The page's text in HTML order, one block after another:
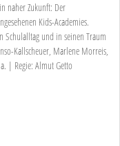
naher Zukunft: Der
Kids-Academies.
Schulalltag und in seinen Traum
Kallscheuer, Marlene Morreis,
| Regie: Almut Getto